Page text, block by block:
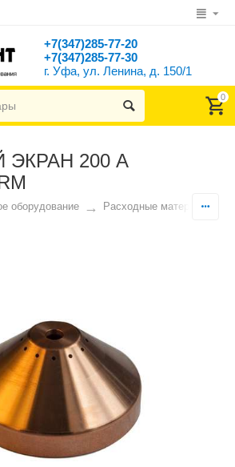
+7(347)285-77-20
+7(347)285-77-30
г. Уфа, ул. Ленина, д. 150/1
0
200 А
оборудование Расходные материалы и